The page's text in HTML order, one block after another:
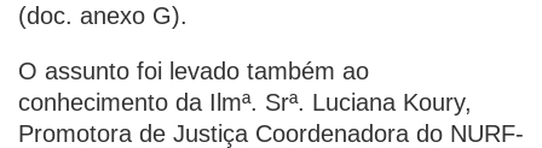
(doc. anexo G).
O assunto foi levado também ao
conhecimento da Ilmª. Srª. Luciana Koury,
Promotora de Justiça Coordenadora do NURF-